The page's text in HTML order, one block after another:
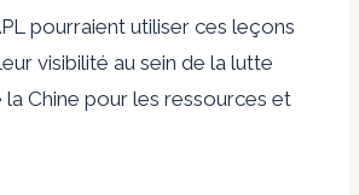
pourraient utiliser ces leçons
visibilité au sein de la lutte
Chine pour les ressources et